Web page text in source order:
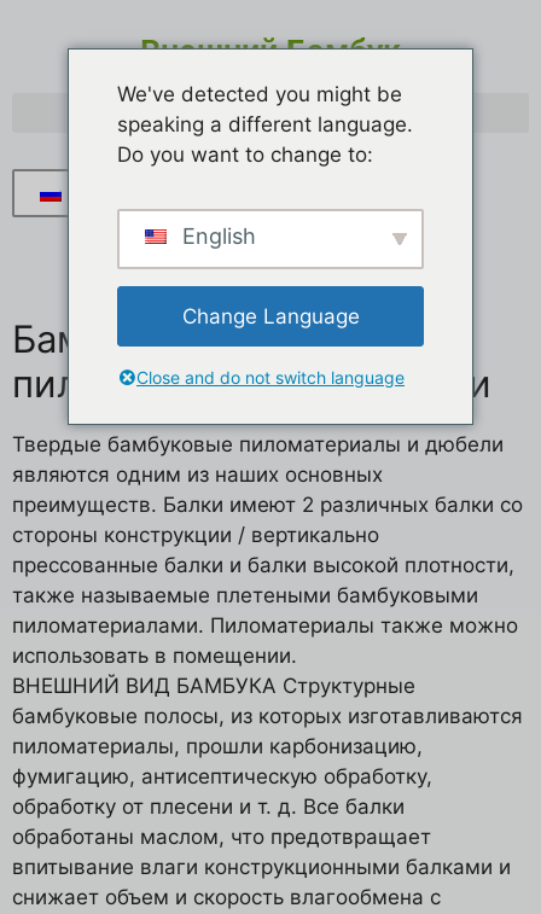
Внешний Бамбук
Бамбуковые
пиломатериалы и дюбели
Твердые бамбуковые пиломатериалы и дюбели
являются одним из наших основных
преимуществ. Балки имеют 2 различных балки со
стороны конструкции / вертикально
прессованные балки и балки высокой плотности,
также называемые плетеными бамбуковыми
пиломатериалами. Пиломатериалы также можно
использовать в помещении.
ВНЕШНИЙ ВИД БАМБУКА Структурные
бамбуковые полосы, из которых изготавливаются
пиломатериалы, прошли карбонизацию,
фумигацию, антисептическую обработку,
обработку от плесени и т. д. Все балки
обработаны маслом, что предотвращает
впитывание влаги конструкционными балками и
снижает объем и скорость влагообмена с
We've detected you might be
speaking a different language.
Do you want to change to:
English
Change Language
Close and do not switch language